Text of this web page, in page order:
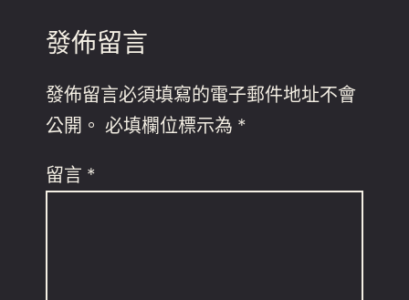
發佈留言
發佈留言必須填寫的電子郵件地址不會
公開。 必填欄位標示為 *
留言 *